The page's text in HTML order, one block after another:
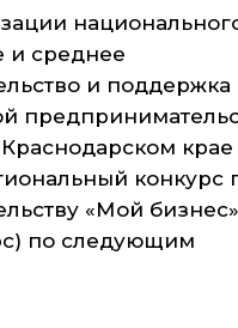
и среднее
и поддержка
крае
конкурс
«Мой бизнес»
по следующим